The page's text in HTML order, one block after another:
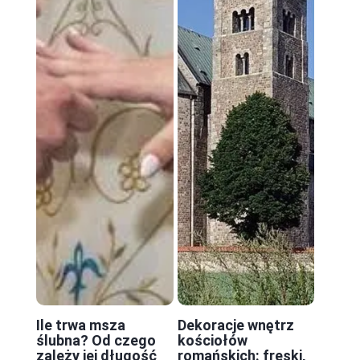
Ile trwa msza
ślubna? Od czego
zależy jej długość
Dekoracje wnętrz
kościołów
romańskich: freski,